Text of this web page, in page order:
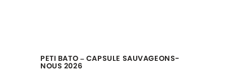
PETI BATO – CAPSULE SAUVAGEONS-
NOUS 2026